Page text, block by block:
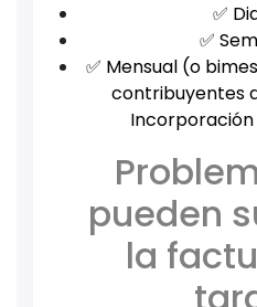
✅
✅
✅ Mensual (o
contribuyentes
Incorporación
pueden
la